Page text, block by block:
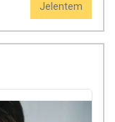
Jelentem